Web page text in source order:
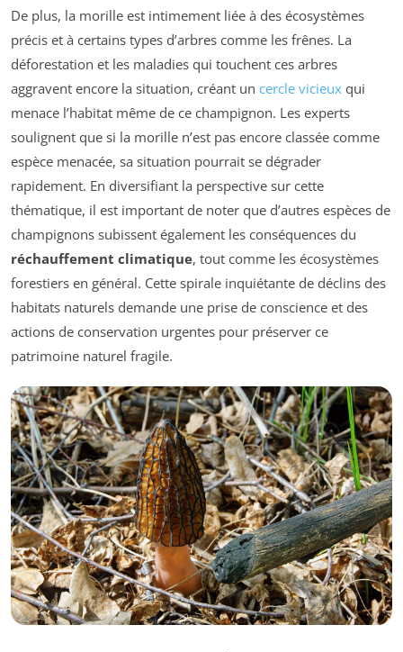
De plus, la morille est intimement liée à des écosystèmes
précis et à certains types d’arbres comme les frênes. La
déforestation et les maladies qui touchent ces arbres
aggravent encore la situation, créant un cercle vicieux qui
menace l’habitat même de ce champignon. Les experts
soulignent que si la morille n’est pas encore classée comme
espèce menacée, sa situation pourrait se dégrader
rapidement. En diversifiant la perspective sur cette
thématique, il est important de noter que d’autres espèces de
champignons subissent également les conséquences du
réchauffement climatique, tout comme les écosystèmes
forestiers en général. Cette spirale inquiétante de déclins des
habitats naturels demande une prise de conscience et des
actions de conservation urgentes pour préserver ce
patrimoine naturel fragile.